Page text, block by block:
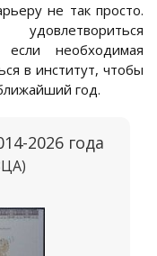
не так просто.
если необходимая
в институт, чтобы
год.
2026 года